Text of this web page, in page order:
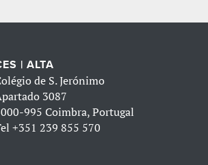
| ALTA
de S. Jerónimo
3087
995 Coimbra, Portugal
+351 239 855 570